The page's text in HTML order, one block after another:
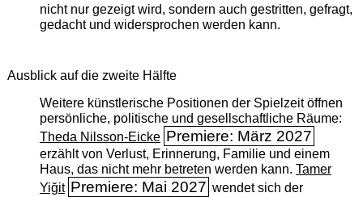
nicht nur gezeigt wird, sondern auch gestritten, gefragt,
gedacht und widersprochen werden kann.
Ausblick auf die zweite Hälfte
Weitere künstlerische Positionen der Spielzeit öffnen
persönliche, politische und gesellschaftliche Räume:
Theda Nilsson-Eicke Premiere: März 2027
erzählt von Verlust, Erinnerung, Familie und einem
Haus, das nicht mehr betreten werden kann. Tamer
Yiğit Premiere: Mai 2027 wendet sich der